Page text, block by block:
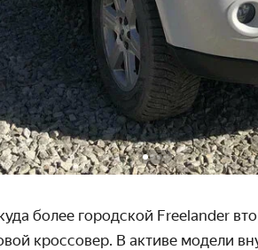
более городской Freelander
кроссовер. В активе модели